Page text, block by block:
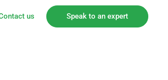
us Speak to an expert